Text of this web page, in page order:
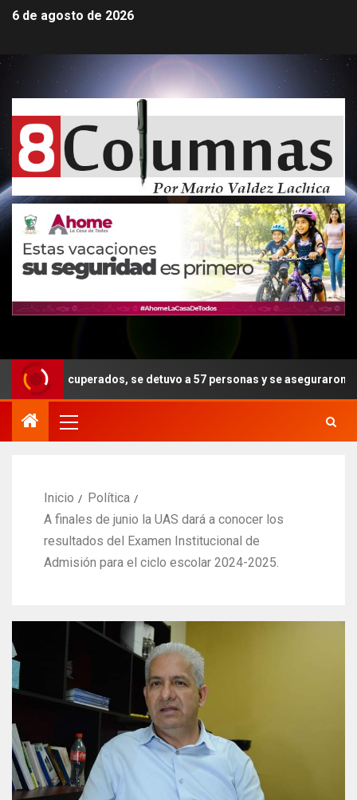
6 de agosto de 2026
se detuvo a 57 personas y se aseguraron armas,
Inicio
Política
A finales de junio la UAS dará a conocer los
resultados del Examen Institucional de
Admisión para el ciclo escolar 2024-2025.